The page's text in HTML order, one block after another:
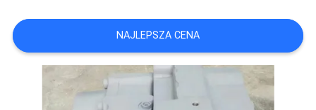
AKTUALNOŚCI
WSZYSTKIE
PRZYPADKI
NAJLEPSZA CENA